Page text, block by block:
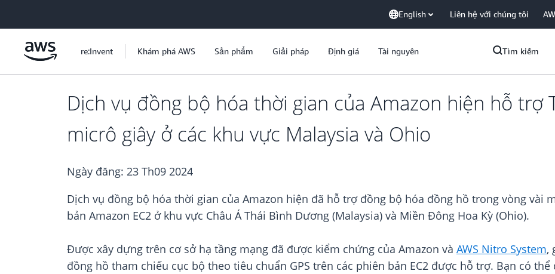
English Liên hệ với chúng tôi
re:Invent Khám phá AWS Sản phẩm Giải pháp Định giá Tài nguyên Tìm kiếm
Dịch vụ đồng bộ hóa thời gian của Amazon hiện hỗ trợ
micrô giây ở các khu vực Malaysia và Ohio
Ngày đăng: 23 Th09 2024
Dịch vụ đồng bộ hóa thời gian của Amazon hiện đã hỗ trợ đồng bộ hóa đồng hồ trong vòng vài
bản Amazon EC2 ở khu vực Châu Á Thái Bình Dương (Malaysia) và Miền Đông Hoa Kỳ (Ohio).
Được xây dựng trên cơ sở hạ tầng mạng đã được kiểm chứng của Amazon và AWS Nitro System,
đồng hồ tham chiếu cục bộ theo tiêu chuẩn GPS trên các phiên bản EC2 được hỗ trợ. Bạn có